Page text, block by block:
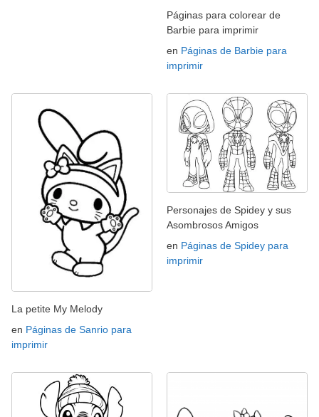
Páginas para colorear de
Barbie para imprimir
en Páginas de Barbie para
imprimir
La petite My Melody
en Páginas de Sanrio para
imprimir
Personajes de Spidey y sus
Asombrosos Amigos
en Páginas de Spidey para
imprimir